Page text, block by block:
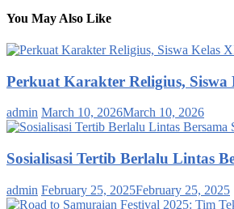
You May Also Like
Perkuat Karakter Religius,
admin March 10, 2026March 10, 2026
Sosialisasi Tertib Berlalu Lintas
admin February 25, 2025February 25, 2025